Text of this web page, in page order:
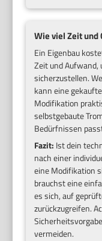
Wie viel Zeit
Ein Eigenbau
Zeit und
sicherzustellen.
kann eine
Modifikation
selbstgebaute
Bedürfnissen
Fazit: Ist dein
nach einer
eine Modifikation
brauchst eine
es sich, auf
zurückzugreifen.
vermeiden.